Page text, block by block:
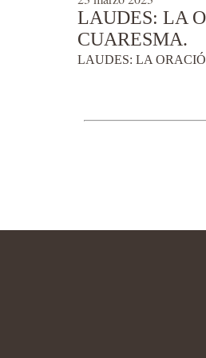
LAUDES: LA
CUARESMA.
LAUDES: LA